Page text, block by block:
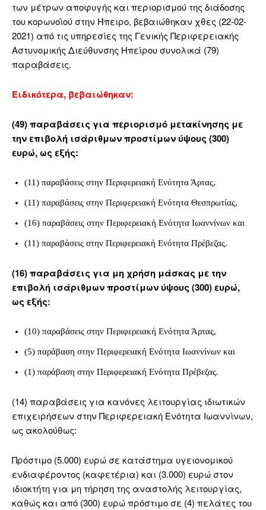
των μέτρων αποφυγής και περιορισμού της διάδοσης
του κορωνοϊού στην Ήπειρο, βεβαιώθηκαν χθες (22-02-
2021) από τις υπηρεσίες της Γενικής Περιφερειακής
Αστυνομικής Διεύθυνσης Ηπείρου συνολικά (79)
παραβάσεις.
Ειδικότερα, βεβαιώθηκαν:
(49) παραβάσεις για περιορισμό μετακίνησης με
την επιβολή ισάριθμων προστίμων ύψους (300)
ευρώ, ως εξής:
(11) παραβάσεις στην Περιφερειακή Ενότητα Άρτας,
(11) παραβάσεις στην Περιφερειακή Ενότητα Θεσπρωτίας,
(16) παραβάσεις στην Περιφερειακή Ενότητα Ιωαννίνων και
(11) παραβάσεις στην Περιφερειακή Ενότητα Πρέβεζας.
(16) παραβάσεις για μη χρήση μάσκας με την
επιβολή ισάριθμων προστίμων ύψους (300) ευρώ,
ως εξής:
(10) παραβάσεις στην Περιφερειακή Ενότητα Άρτας,
(5) παράβαση στην Περιφερειακή Ενότητα Ιωαννίνων και
(1) παράβαση στην Περιφερειακή Ενότητα Πρέβεζας.
(14) παραβάσεις για κανόνες λειτουργίας ιδιωτικών
επιχειρήσεων στην Περιφερειακή Ενότητα Ιωαννίνων,
ως ακολούθως:
Πρόστιμο (5.000) ευρώ σε κατάστημα υγειονομικού
ενδιαφέροντος (καφετέρια) και (3.000) ευρώ στον
ιδιοκτήτη για μη τήρηση της αναστολής λειτουργίας,
καθώς και από (300) ευρώ πρόστιμο σε (4) πελάτες του